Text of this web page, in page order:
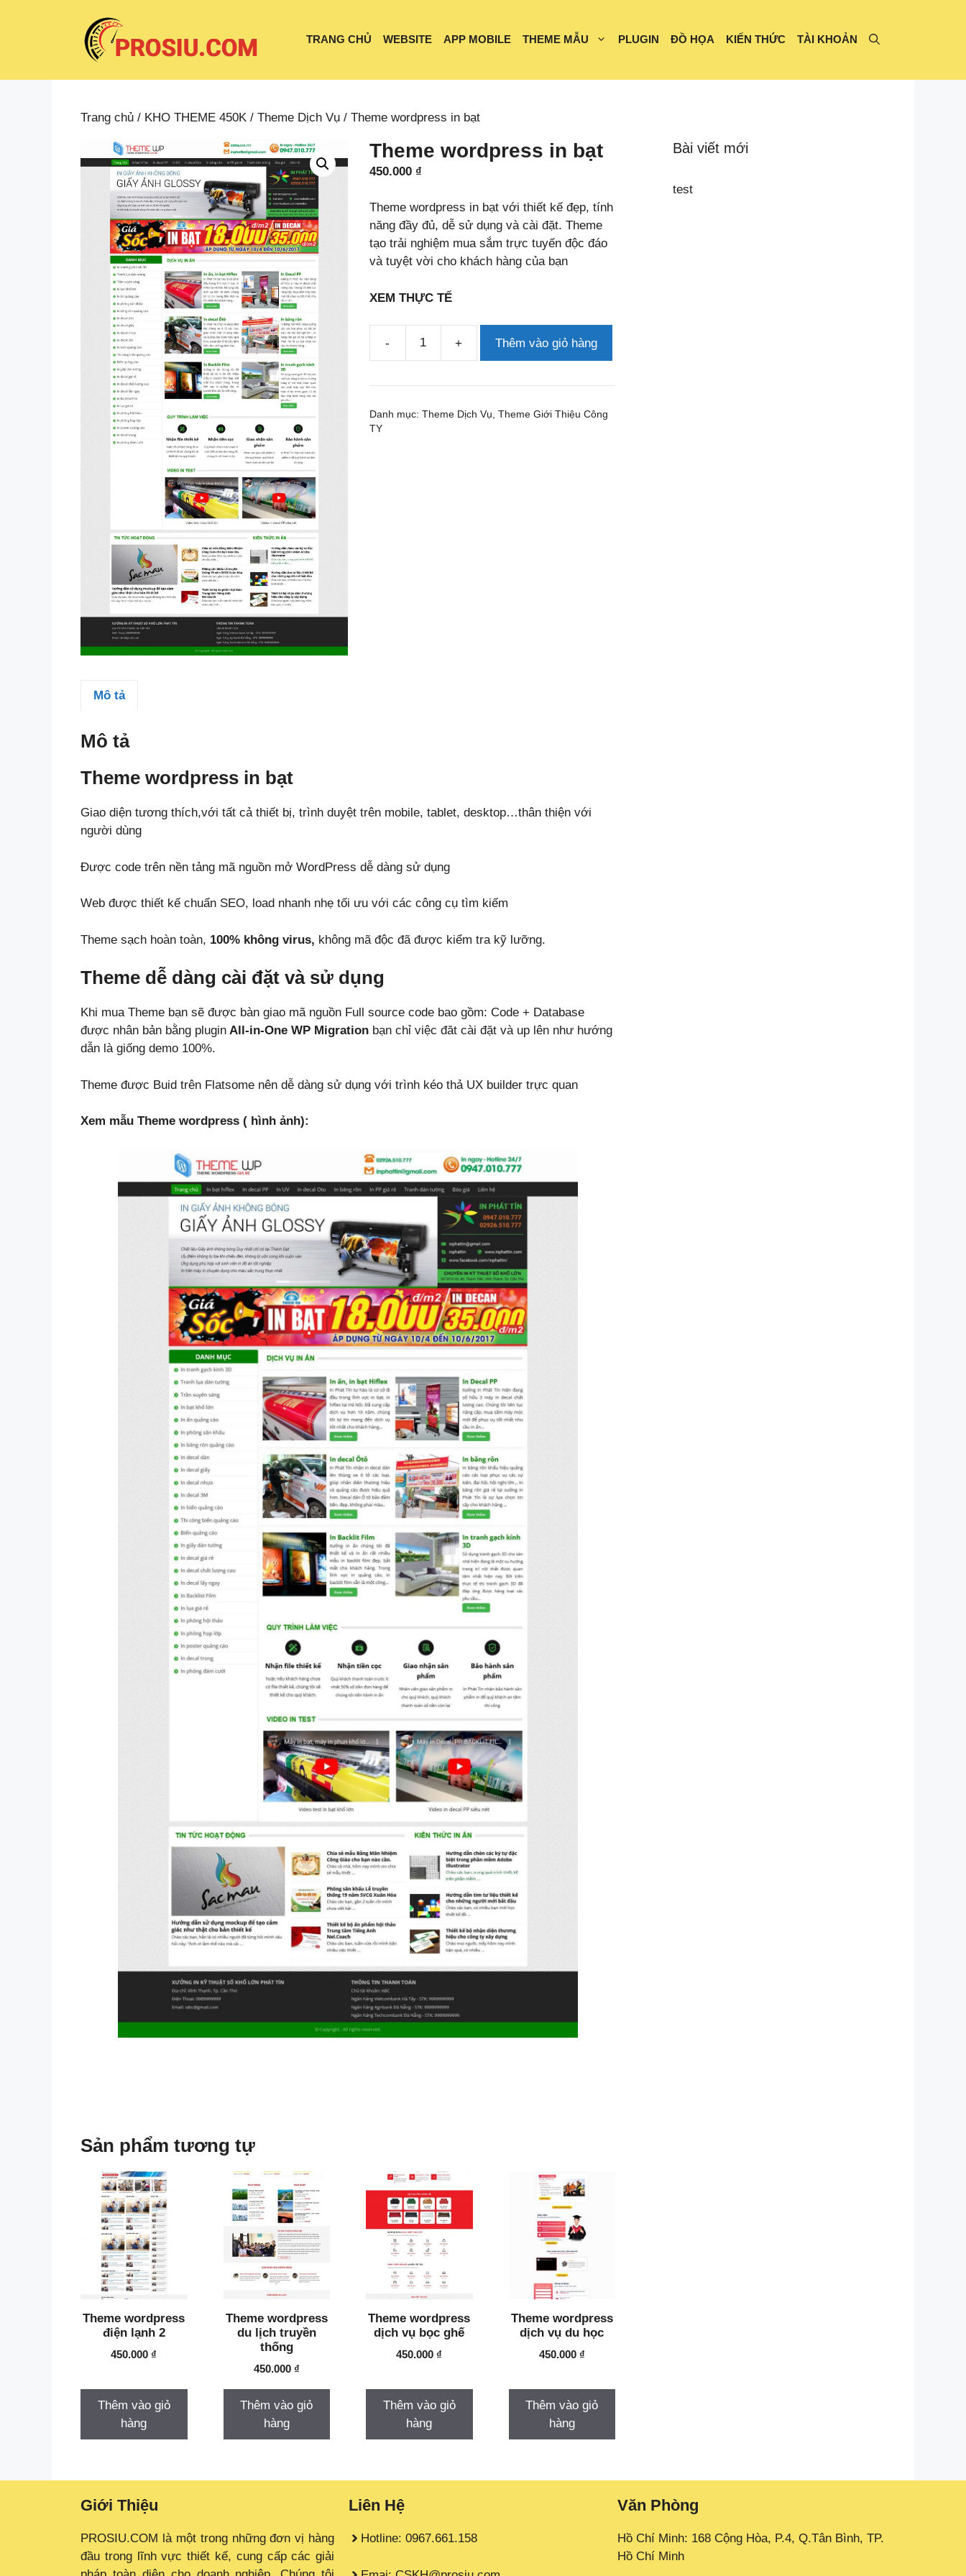
TRANG CHỦ WEBSITE APP MOBILE THEME MẪU PLUGIN ĐỒ HỌA KIẾN THỨC TÀI KHOẢN
Trang chủ / KHO THEME 450K / Theme Dịch Vụ / Theme wordpress in bạt
Theme wordpress in bạt
450.000 ₫
Theme wordpress in bạt với thiết kế đẹp, tính
năng đầy đủ, dễ sử dụng và cài đặt. Theme
tạo trải nghiệm mua sắm trực tuyến độc đáo
và tuyệt vời cho khách hàng của bạn
XEM THỰC TẾ
-
in
số
+ Thêm vào giỏ hàng
Danh mục: Theme Dịch Vụ, Theme Giới Thiệu Công
TY
Mô tả
Mô tả
Theme wordpress in bạt
Giao diện tương thích,với tất cả thiết bị, trình duyệt trên mobile, tablet, desktop…thân thiện với
người dùng
Được code trên nền tảng mã nguồn mở WordPress dễ dàng sử dụng
Web được thiết kế chuẩn SEO, load nhanh nhẹ tối ưu với các công cụ tìm kiếm
Theme sạch hoàn toàn, 100% không virus, không mã độc đã được kiểm tra kỹ lưỡng.
Theme dễ dàng cài đặt và sử dụng
Khi mua Theme bạn sẽ được bàn giao mã nguồn Full source code bao gồm: Code + Database
được nhân bản bằng plugin All-in-One WP Migration bạn chỉ việc đăt cài đặt và up lên như hướng
dẫn là giống demo 100%.
Theme được Buid trên Flatsome nên dễ dàng sử dụng với trình kéo thả UX builder trực quan
Xem mẫu Theme wordpress ( hình ảnh):
Sản phẩm tương tự
Theme wordpress
điện lạnh 2
450.000 ₫
Thêm vào giỏ
hàng
Theme wordpress
du lịch truyền
thống
450.000 ₫
Thêm vào giỏ
hàng
Theme wordpress
dịch vụ bọc ghế
450.000 ₫
Thêm vào giỏ
hàng
Theme wordpress
dịch vụ du học
450.000 ₫
Thêm vào giỏ
hàng
Bài viết mới
test
Giới Thiệu
PROSIU.COM là một trong những đơn vị hàng
đầu trong lĩnh vực thiết kế, cung cấp các giải
Liên Hệ
Hotline: 0967.661.158
Văn Phòng
Hồ Chí Minh: 168 Cộng Hòa, P.4, Q.Tân Bình, TP.
Hồ Chí Minh